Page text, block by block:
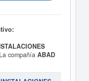
La compañía ABAD
SL.
meta social El